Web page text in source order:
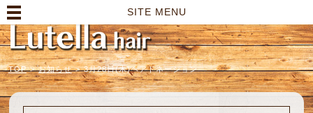
SITE MENU
TOP > お知らせ > 3月28日(木)ヘアドネーション